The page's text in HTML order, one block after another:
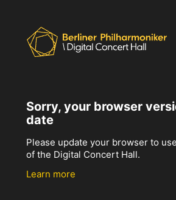
Sorry, your browser
date
Please update your browser to
of the Digital Concert Hall.
Learn more